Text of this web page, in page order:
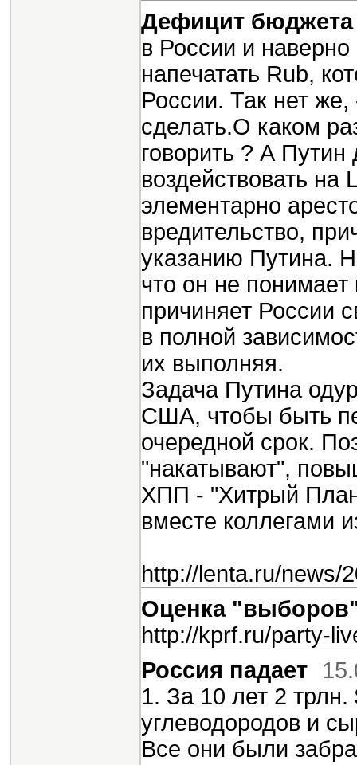
Дефицит
в России и
напечатать Rub,
России. Так нет
сделать.О каком
говорить ? А
воздействовать
элементарно
вредительство,
указанию Путина.
что он не
причиняет России
в полной
их выполняя.
Задача Путина
США, чтобы быть
очередной срок.
"накатывают",
ХПП - "Хитрый План
вместе коллегами
http://lenta.ru/news/
Оценка
http://kprf.ru/party-
Россия падает
1. За 10 лет 2
углеводородов и
Все они были